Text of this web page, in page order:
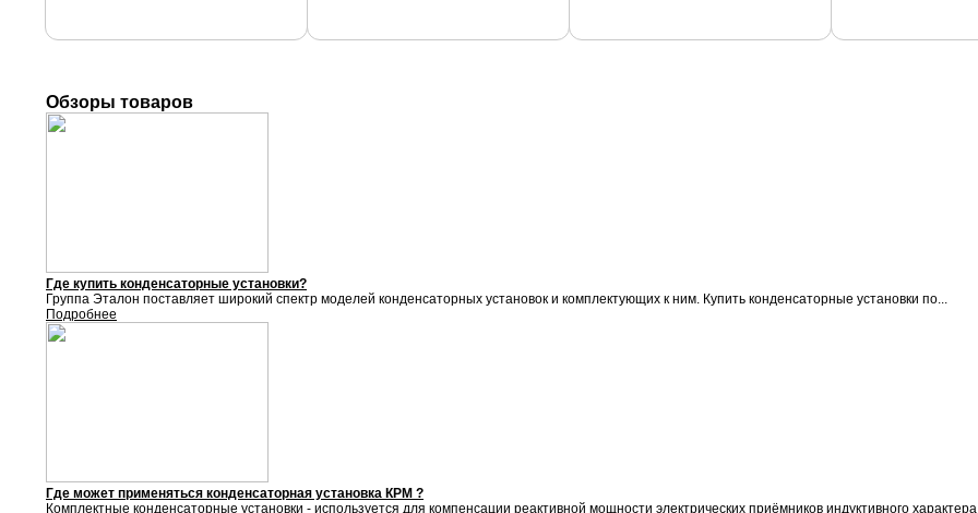
Обзоры товаров
Где купить конденсаторные установки?
Группа Эталон поставляет широкий спектр моделей конденсаторных установок и комплектующих к ним. Купить конденсаторные установки по...
Подробнее
Где может применяться конденсаторная установка КРМ ?
Комплектные конденсаторные установки - используется для компенсации реактивной мощности электрических приёмников индуктивного